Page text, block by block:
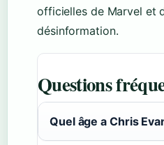
officielles de Marvel et
désinformation.
Questions
Quel âge a Chris